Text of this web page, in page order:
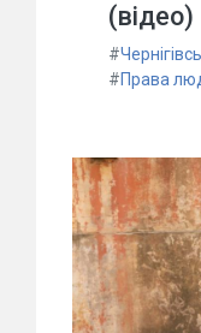
(відео)
#
#Права